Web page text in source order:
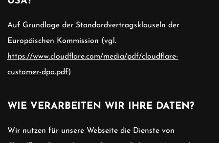
Auf Grundlage der Standardvertragsklauseln der
Europäischen Kommission (vgl.
https://www.cloudflare.com/media/pdf/cloudflare-
customer-dpa.pdf)
WIE VERARBEITEN WIR IHRE DATEN?
Wir nutzen für unsere Webseite die Dienste von